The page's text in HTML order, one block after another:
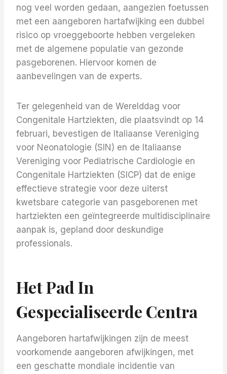
nog veel worden gedaan, aangezien foetussen
met een aangeboren hartafwijking een dubbel
risico op vroeggeboorte hebben vergeleken
met de algemene populatie van gezonde
pasgeborenen. Hiervoor komen de
aanbevelingen van de experts.
Ter gelegenheid van de Werelddag voor
Congenitale Hartziekten, die plaatsvindt op 14
februari, bevestigen de Italiaanse Vereniging
voor Neonatologie (SIN) en de Italiaanse
Vereniging voor Pediatrische Cardiologie en
Congenitale Hartziekten (SICP) dat de enige
effectieve strategie voor deze uiterst
kwetsbare categorie van pasgeborenen met
hartziekten een geïntegreerde multidisciplinaire
aanpak is, gepland door deskundige
professionals.
Het Pad In
Gespecialiseerde Centra
Aangeboren hartafwijkingen zijn de meest
voorkomende aangeboren afwijkingen, met
een geschatte mondiale incidentie van